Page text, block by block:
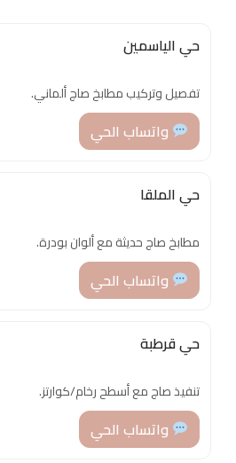
حي الياسمين
تفصيل وتركيب مطابخ صاج ألماني.
واتساب الحي
حي الملقا
مطابخ صاج حديثة مع ألوان بودرة.
واتساب الحي
حي قرطبة
تنفيذ صاج مع أسطح رخام/كوارتز.
واتساب الحي